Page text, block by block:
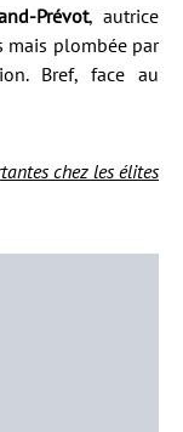
Prévot, autrice
mais plombée par
Bref, face au
chez les élites